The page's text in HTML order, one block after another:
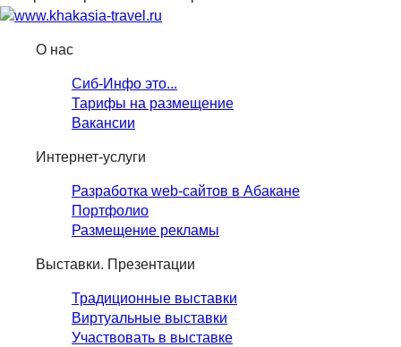
О нас
Сиб-Инфо это...
Тарифы на размещение
Вакансии
Интернет-услуги
Разработка web-сайтов в Абакане
Портфолио
Размещение рекламы
Выставки. Презентации
Традиционные выставки
Виртуальные выставки
Участвовать в выставке